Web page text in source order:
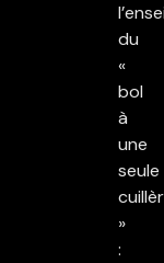
du
«
bol
à
une
seule
»
: